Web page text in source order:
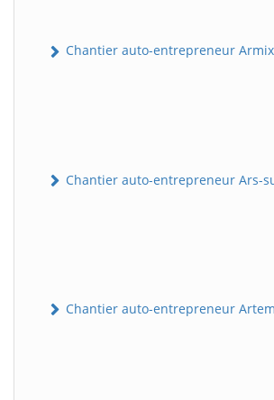
Chantier auto-entrepreneur Armix
Chantier auto-entrepreneur Ars-
Chantier auto-entrepreneur